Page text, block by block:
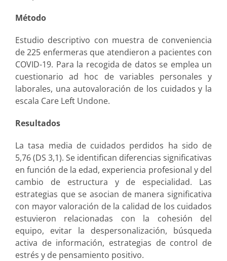
Método
Estudio descriptivo con muestra de conveniencia
de 225 enfermeras que atendieron a pacientes con
COVID-19. Para la recogida de datos se emplea un
cuestionarioad hoc de variables personales y
laborales, una autovaloración de los cuidados y la
escala Care Left Undone.
Resultados
La tasa media de cuidados perdidos ha sido de
5,76 (DS 3,1). Se identifican diferencias significativas
en función de la edad, experiencia profesional y del
cambio de estructura y de especialidad. Las
estrategias que se asocian de manera significativa
con mayor valoración de la calidad de los cuidados
estuvieron relacionadas con la cohesión del
equipo, evitar la despersonalización, búsqueda
activa de información, estrategias de control de
estrés y de pensamiento positivo.